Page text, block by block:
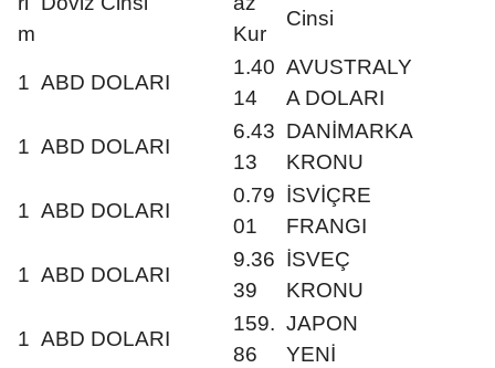
m
Kur
Cinsi
1 ABD DOLARI
1.40
14
AVUSTRALY
A DOLARI
1 ABD DOLARI
6.43
13
DANİMARKA
KRONU
1 ABD DOLARI
0.79
01
İSVİÇRE
FRANGI
1 ABD DOLARI
9.36
39
İSVEÇ
KRONU
1 ABD DOLARI
159.
86
JAPON
YENİ